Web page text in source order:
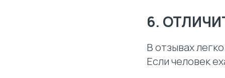
6.
В отзывах
Если человек